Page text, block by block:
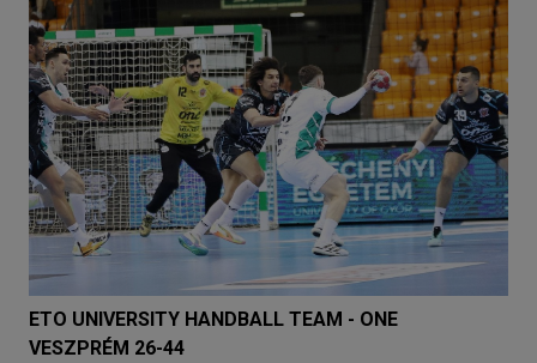
ETO UNIVERSITY HANDBALL TEAM - ONE
VESZPRÉM 26-44